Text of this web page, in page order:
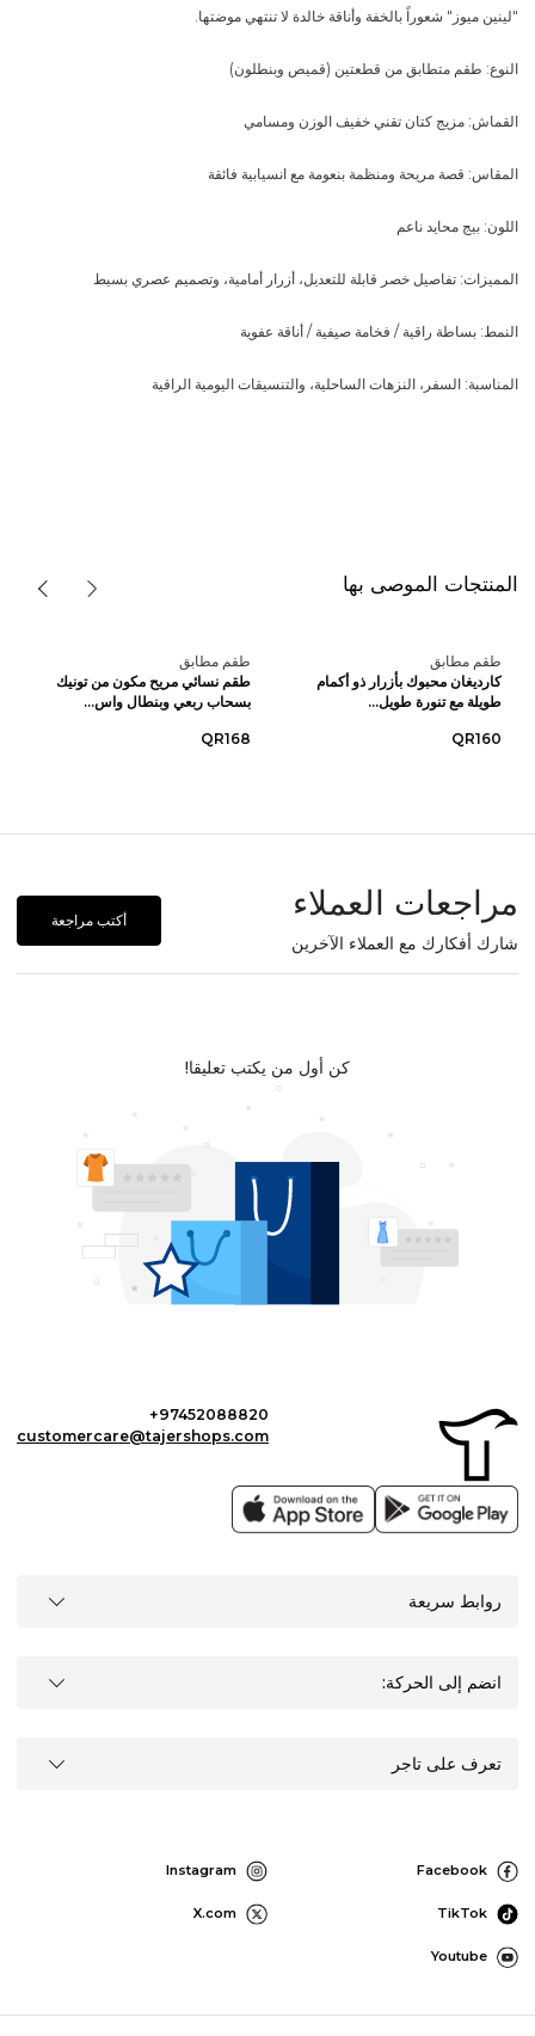
"لينين ميوز" شعوراً بالخفة وأناقة خالدة لا تنتهي موضتها.
النوع: طقم متطابق من قطعتين (قميص وبنطلون)
القماش: مزيج كتان تقني خفيف الوزن ومسامي
المقاس: قصة مريحة ومنظمة بنعومة مع انسيابية فائقة
اللون: بيج محايد ناعم
المميزات: تفاصيل خصر قابلة للتعديل، أزرار أمامية، وتصميم عصري بسيط
النمط: بساطة راقية / فخامة صيفية / أناقة عفوية
المناسبة: السفر، النزهات الساحلية، والتنسيقات اليومية الراقية
المنتجات الموصى بها
طقم مطابق
كارديغان محبوك بأزرار ذو أكمام
طويلة مع تنورة طويل...
QR160
طقم مطابق
طقم نسائي مريح مكون من تونيك
بسحاب ربعي وبنطال واس...
QR168
مراجعات العملاء
شارك أفكارك مع العملاء الآخرين
أكتب مراجعة
كن أول من يكتب تعليقا!
+97452088820
customercare@tajershops.com
روابط سريعة
انضم إلى الحركة:
تعرف على تاجر
Facebook
Instagram
TikTok
X.com
Youtube